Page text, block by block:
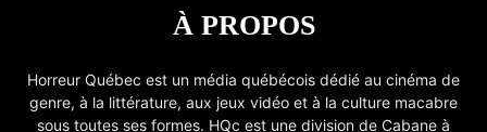
À PROPOS
Horreur Québec est un média québécois dédié au cinéma de
genre, à la littérature, aux jeux vidéo et à la culture macabre
sous toutes ses formes. HQc est une division de Cabane à